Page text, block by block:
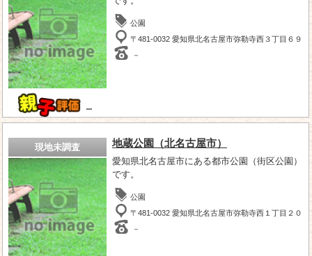
－
公園
〒481-0032 愛知県北名古屋市弥勒寺西３丁目６９
－
現地未調査 地蔵公園（北名古屋市）
愛知県北名古屋市にある都市公園（街区公園）
です。
公園
〒481-0032 愛知県北名古屋市弥勒寺西１丁目２０
－